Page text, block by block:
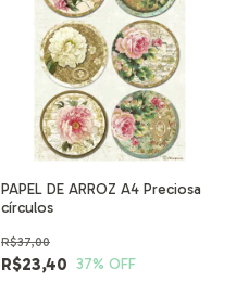
PAPEL DE ARROZ A4 Preciosa
círculos
R$23,40
R$37,00
37% OFF